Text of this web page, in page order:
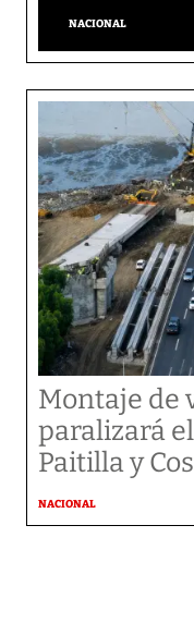
NACIONAL
Montaje de
paralizará
Paitilla y
NACIONAL